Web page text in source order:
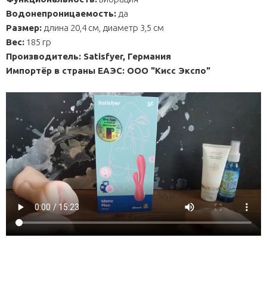
Водонепроницаемость: да
Размер: длина 20,4 см, диаметр 3,5 см
Вес: 185 гр
Производитель: Satisfyer, Германия
Импортёр в страны ЕАЭС: ООО "Кисс Экспо"